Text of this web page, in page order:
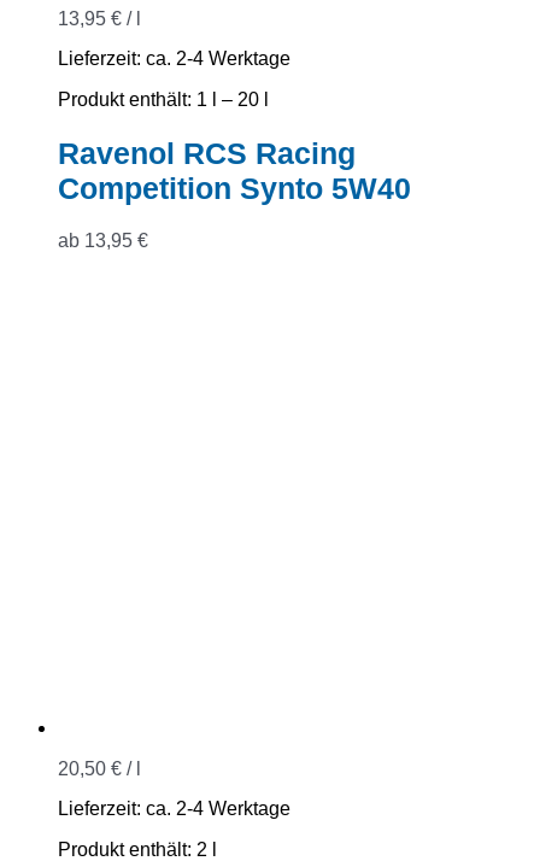
13,95 € /
Lieferzeit: ca. 2-4 Werktage
Produkt enthält: 1
– 20
Ravenol RCS Racing
Competition Synto 5W40
ab 13,95 €
20,50 € /
Lieferzeit: ca. 2-4 Werktage
Produkt enthält: 2